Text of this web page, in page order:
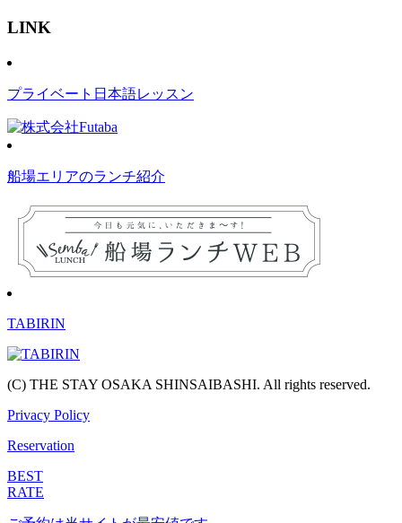
LINK
プライベート日本語レッスン
船場エリアのランチ紹介
TABIRIN
(C) THE STAY OSAKA SHINSAIBASHI. All rights reserved.
Privacy Policy
Reservation
BEST
RATE